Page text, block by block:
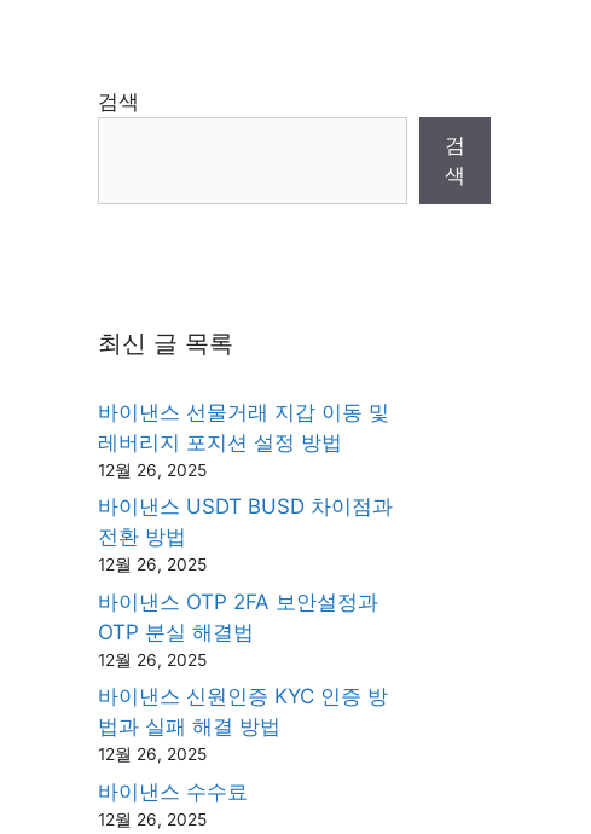
검색
검
색
최신 글 목록
바이낸스 선물거래 지갑 이동 및
레버리지 포지션 설정 방법
12월 26, 2025
바이낸스 USDT BUSD 차이점과
전환 방법
12월 26, 2025
바이낸스 OTP 2FA 보안설정과
OTP 분실 해결법
12월 26, 2025
바이낸스 신원인증 KYC 인증 방
법과 실패 해결 방법
12월 26, 2025
바이낸스 수수료
12월 26, 2025